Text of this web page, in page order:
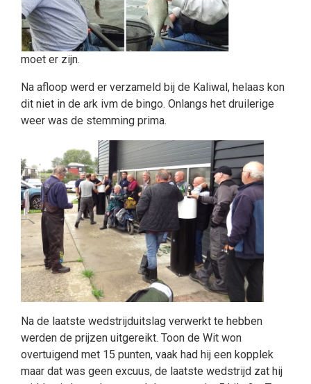
moet er zijn.
Na afloop werd er verzameld bij de Kaliwal, helaas kon
dit niet in de ark ivm de bingo. Onlangs het druilerige
weer was de stemming prima.
Na de laatste wedstrijduitslag verwerkt te hebben
werden de prijzen uitgereikt. Toon de Wit won
overtuigend met 15 punten, vaak had hij een kopplek
maar dat was geen excuus, de laatste wedstrijd zat hij